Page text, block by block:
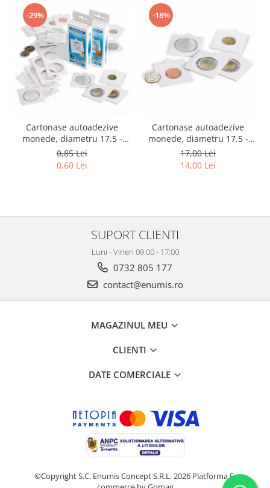
-29%
Cartonase autoadezive
monede, diametru 17.5 -
39.5 mm, la bucata
0,85 Lei
0,60 Lei
-18%
Cartonase autoadezive
monede, diametru 17.5 -
39.5 mm, la set 25 buc
17,00 Lei
14,00 Lei
SUPORT CLIENTI
Luni - Vineri 09:00 - 17:00
0732 805 177
contact@enumis.ro
MAGAZINUL MEU
CLIENTI
DATE COMERCIALE
©Copyright S.C. Enumis Concept S.R.L. 2026 Platforma E-